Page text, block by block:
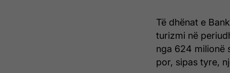
Të dhënat e
turizmi në
nga 624 milionë
por, sipas tyre,